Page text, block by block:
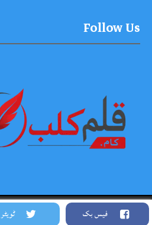
فیس بک ٹویٹر
Follow Us
All Rights Reserved. Theme
Meo #03334456813